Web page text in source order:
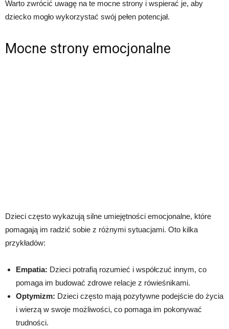
Warto zwrócić uwagę na te mocne strony i wspierać je, aby
dziecko mogło wykorzystać swój pełen potencjał.
Mocne strony emocjonalne
Dzieci często wykazują silne umiejętności emocjonalne, które
pomagają im radzić sobie z różnymi sytuacjami. Oto kilka
przykładów:
Empatia: Dzieci potrafią rozumieć i współczuć innym, co
pomaga im budować zdrowe relacje z rówieśnikami.
Optymizm: Dzieci często mają pozytywne podejście do życia
i wierzą w swoje możliwości, co pomaga im pokonywać
trudności.